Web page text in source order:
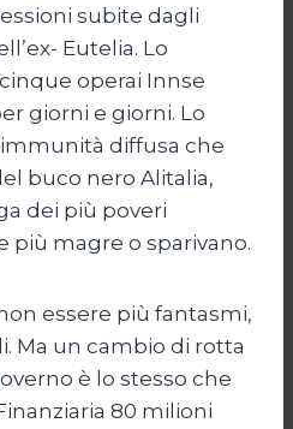
subite dagli
Eutelia. Lo
operai Innse
giorni e giorni. Lo
diffusa che
buco nero Alitalia,
dei più poveri
più magre o sparivano.
essere più fantasmi,
Ma un cambio di rotta
è lo stesso che
80 milioni